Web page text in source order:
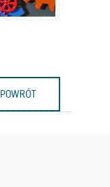
POWRÓT